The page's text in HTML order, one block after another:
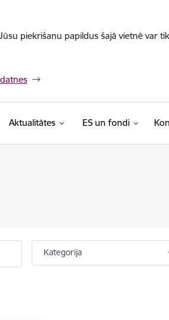
piekrišanu papildus šajā vietnē var
Aktualitātes ES un fondi
Kategorija